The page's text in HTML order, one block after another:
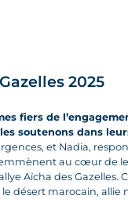
2025
fiers de
soutenons dans
et Nadia,
au cœur de
Aïcha des Gazelles.
désert marocain, allie